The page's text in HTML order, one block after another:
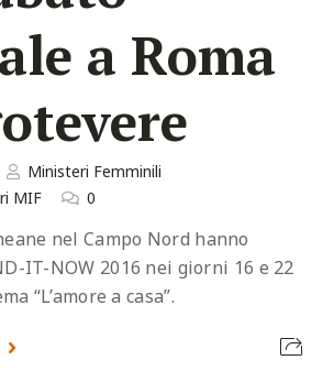
a Roma
Ministeri Femminili
MIF 0
nel Campo Nord hanno
IT-NOW 2016 nei giorni 16 e 22
“L’amore a casa”.